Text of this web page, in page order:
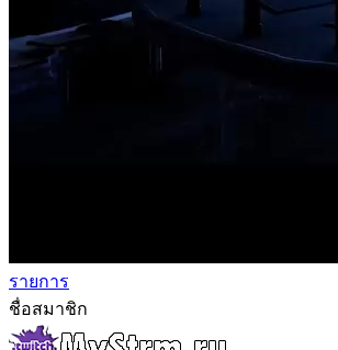
รายการ
ชื่อสมาชิก